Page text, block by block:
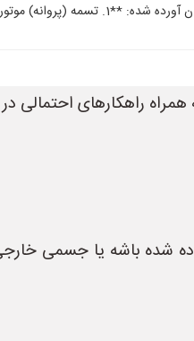
موتور:** * **ع
راهکارهای احتمالی
شده باشه یا جسمی